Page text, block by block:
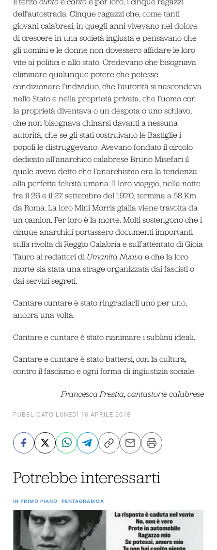
dell’autostrada. Cinque ragazzi che, come tanti
giovani calabresi, in quegli anni vivevano nel dolore
di crescere in una società ingiusta e pensavano che
gli uomini e le donne non dovessero affidare le loro
vite ai politici e allo stato. Credevano che bisognava
eliminare qualunque potere che potesse
condizionare l’individuo, che l’autorità si nascondeva
nello Stato e nella proprietà privata, che l’uomo con
la proprietà diventava o un despota o uno schiavo,
che non bisognava chinarsi davanti a nessuna
autorità, che se gli stati costruivano le Bastiglie i
popoli le distruggevano. Avevano fondato il circolo
dedicato all’anarchico calabrese Bruno Misefari il
quale aveva detto che l’anarchismo era la tendenza
alla perfetta felicità umana. Il loro viaggio, nella notte
fra il 26 e il 27 settembre del 1970, termina a 58 Km
da Roma. La loro Mini Morris gialla viene travolta da
un camion. Per loro è la morte. Molti sostengono che i
cinque anarchici portassero documenti importanti
sulla rivolta di Reggio Calabria e sull’attentato di Gioia
Tauro ai redattori di Umanità Nuova e che la loro
morte sia stata una strage organizzata dai fascisti o
dai servizi segreti.
Cantare cuntare è stato ringraziarli uno per uno,
ancora una volta.
Cantare e cuntare è stato rianimare i sublimi ideali.
Cantare e cuntare è stato battersi, con la cultura,
contro il fascismo e ogni forma di ingiustizia sociale.
Francesca Prestia, cantastorie calabrese
PUBBLICATO LUNEDÌ 16 APRILE 2018
Potrebbe interessarti
IN PRIMO PIANO PENTAGRAMMA